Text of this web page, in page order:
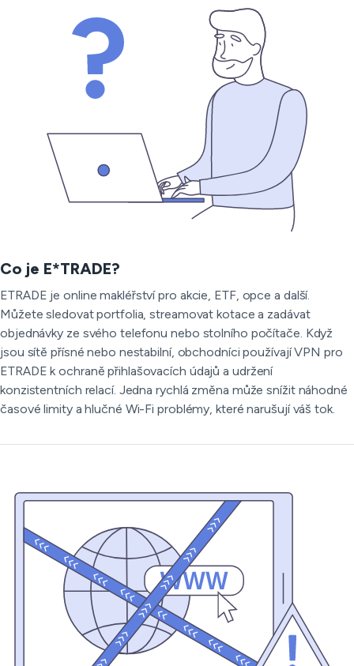
Co je E*TRADE?
ETRADE je online makléřství pro akcie, ETF, opce a další.
Můžete sledovat portfolia, streamovat kotace a zadávat
objednávky ze svého telefonu nebo stolního počítače. Když
jsou sítě přísné nebo nestabilní, obchodníci používají VPN pro
ETRADE k ochraně přihlašovacích údajů a udržení
konzistentních relací. Jedna rychlá změna může snížit náhodné
časové limity a hlučné Wi-Fi problémy, které narušují váš tok.